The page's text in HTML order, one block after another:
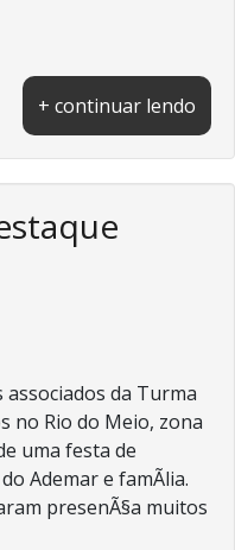
+ continuar lendo
associados da Turma
no Rio do Meio, zona
uma festa de
Ademar e famÃ­lia.
presenÃ§a muitos